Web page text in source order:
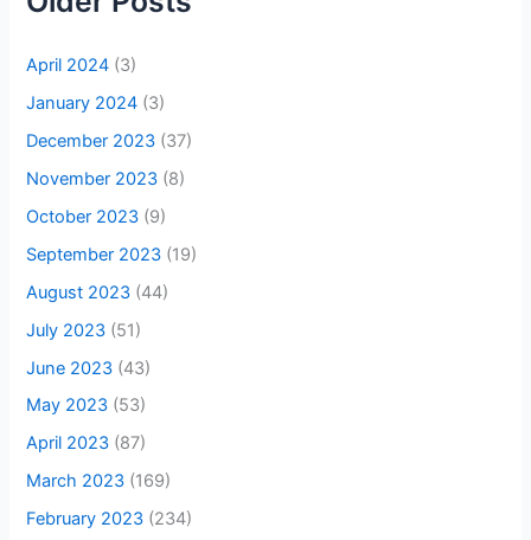
April 2024 (3)
January 2024 (3)
December 2023 (37)
November 2023 (8)
October 2023 (9)
September 2023 (19)
August 2023 (44)
July 2023 (51)
June 2023 (43)
May 2023 (53)
April 2023 (87)
March 2023 (169)
February 2023 (234)